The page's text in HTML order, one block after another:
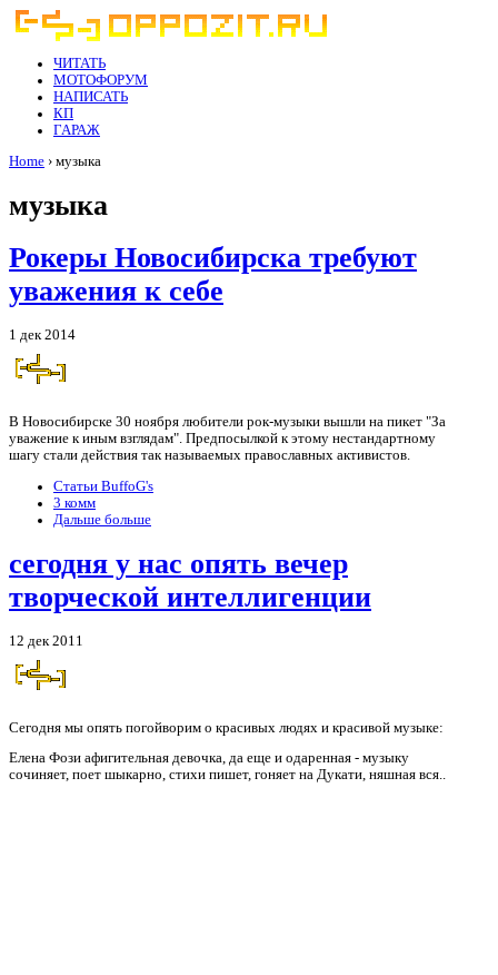
ЧИТАТЬ
МОТОФОРУМ
НАПИСАТЬ
КП
ГАРАЖ
Home › музыка
музыка
Рокеры Новосибирска требуют
уважения к себе
1 дек 2014
В Новосибирске 30 ноября любители рок-музыки вышли на пикет "За
уважение к иным взглядам". Предпосылкой к этому нестандартному
шагу стали действия так называемых православных активистов.
Статьи BuffoG's
3 комм
Дальше больше
сегодня у нас опять вечер
творческой интеллигенции
12 дек 2011
Сегодня мы опять погойворим о красивых людях и красивой музыке:
Елена Фози афигительная девочка, да еще и одаренная - музыку
сочиняет, поет шыкарно, стихи пишет, гоняет на Дукати, няшная вся..